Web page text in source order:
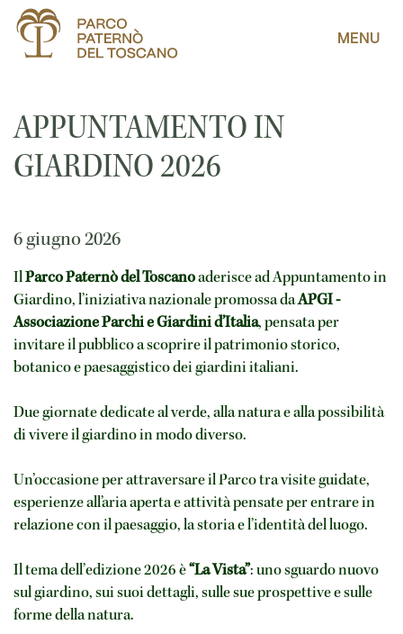
MENU
APPUNTAMENTO IN
GIARDINO 2026
6 giugno 2026
IlParco Paternò del Toscanoaderisce ad Appuntamento in
Giardino, l’iniziativa nazionale promossa daAPGI -
Associazione Parchi e Giardini d’Italia, pensata per
invitare il pubblico a scoprire il patrimonio storico,
botanico e paesaggistico dei giardini italiani.
Due giornate dedicate al verde, alla natura e alla possibilità
di vivere il giardino in modo diverso.
Un’occasione per attraversare il Parco tra visite guidate,
esperienze all’aria aperta e attività pensate per entrare in
relazione con il paesaggio, la storia e l’identità del luogo.
Il tema dell’edizione 2026 è“La Vista”: uno sguardo nuovo
sul giardino, sui suoi dettagli, sulle sue prospettive e sulle
forme della natura.